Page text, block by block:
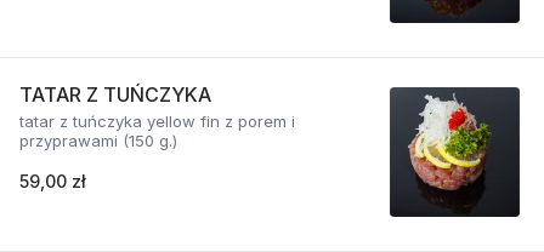
TATAR Z TUŃCZYKA
tatar z tuńczyka yellow fin z porem i
przyprawami (150 g.)
59,00 zł